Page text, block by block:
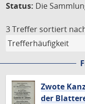
Status: Die
3 Treffer sortiert
Zwote
der